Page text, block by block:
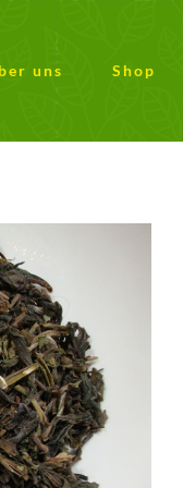
uns Shop